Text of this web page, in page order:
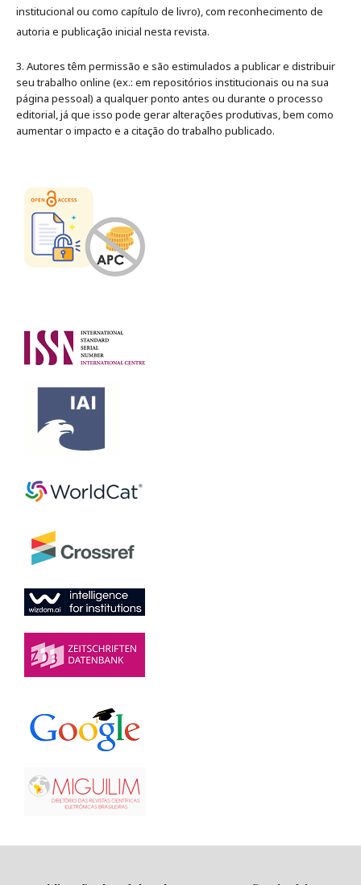
institucional ou como capítulo de livro), com reconhecimento de
autoria e publicação inicial nesta revista.
3. Autores têm permissão e são estimulados a publicar e distribuir
seu trabalho online (ex.: em repositórios institucionais ou na sua
página pessoal) a qualquer ponto antes ou durante o processo
editorial, já que isso pode gerar alterações produtivas, bem como
aumentar o impacto e a citação do trabalho publicado.